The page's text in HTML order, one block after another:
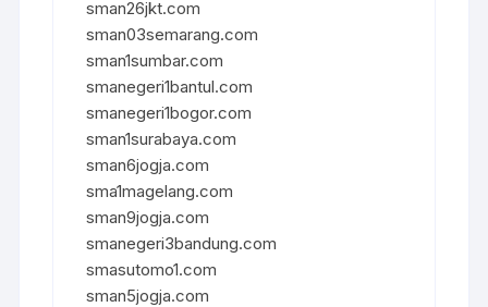
sman26jkt.com
sman03semarang.com
sman1sumbar.com
smanegeri1bantul.com
smanegeri1bogor.com
sman1surabaya.com
sman6jogja.com
sma1magelang.com
sman9jogja.com
smanegeri3bandung.com
smasutomo1.com
sman5jogja.com